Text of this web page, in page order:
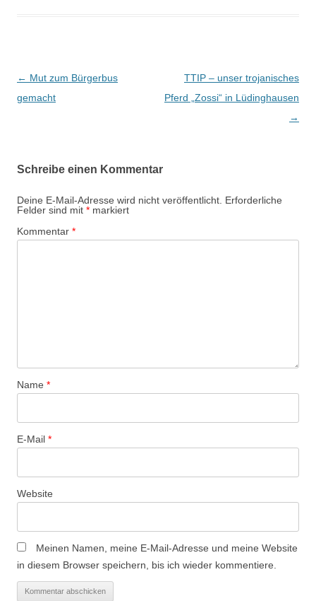
B
e
a
g
s
-
i
n
← Mut zum Bürgerbus
gemacht
TTIP – unser trojanisches
Pferd „Zossi“ in Lüdinghausen
→
Schreibe einen Kommentar
Deine E-Mail-Adresse wird nicht veröffentlicht. Erforderliche
Felder sind mit * markiert
Kommentar *
Name *
E-Mail *
Website
Meinen Namen, meine E-Mail-Adresse und meine Website
in diesem Browser speichern, bis ich wieder kommentiere.